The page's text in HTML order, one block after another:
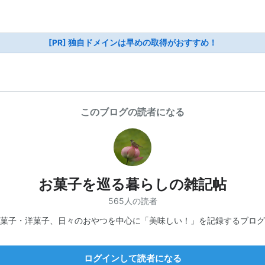
[PR] 独自ドメインは早めの取得がおすすめ！
このブログの読者になる
お菓子を巡る暮らしの雑記帖
565人の読者
子・洋菓子、日々のおやつを中心に「美味しい！」を記録するブロ
ログインして読者になる